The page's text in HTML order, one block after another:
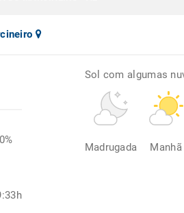
Sol com algumas
Madrugada Manhã